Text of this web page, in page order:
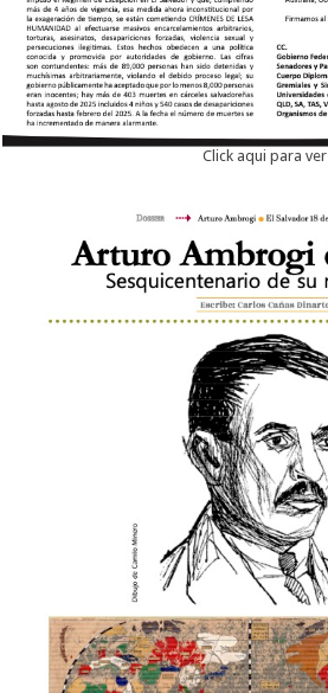
Click aqui para ver